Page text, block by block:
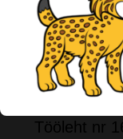
Tööleht nr